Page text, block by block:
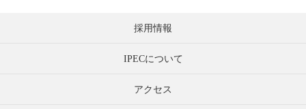
採用情報
IPECについて
アクセス